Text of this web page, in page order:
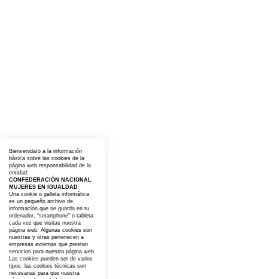
Bienvenida/o a la información
básica sobre las cookies de la
página web responsabilidad de la
entidad:
CONFEDERACIÓN NACIONAL
MUJERES EN IGUALDAD
Una cookie o galleta informática
es un pequeño archivo de
información que se guarda en tu
ordenador, “smartphone” o tableta
cada vez que visitas nuestra
página web. Algunas cookies son
nuestras y otras pertenecen a
empresas externas que prestan
servicios para nuestra página web.
Las cookies pueden ser de varios
tipos: las cookies técnicas son
necesarias para que nuestra